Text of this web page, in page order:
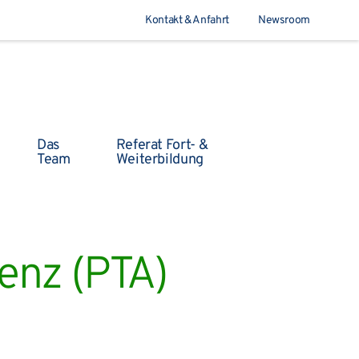
Kontakt & Anfahrt Newsroom
Das
Team
Referat Fort- &
Weiterbildung
(PTA)